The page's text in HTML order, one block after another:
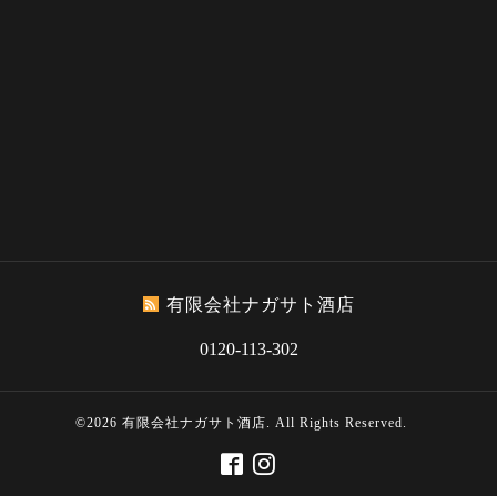
有限会社ナガサト酒店
0120-113-302
©2026 有限会社ナガサト酒店. All Rights Reserved.